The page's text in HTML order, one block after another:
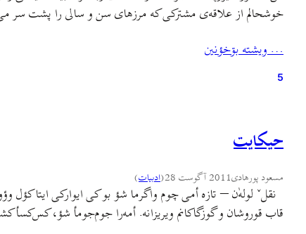
خوشحالم از علاقه‌ی مشترکی که مرزهای سن و سالی را پشت سر
… ويشته بۊخؤنين
5
حیکایت
مسعود پورهادی2011 آگوست 28 (ادبيات)
نقلˇ لوله‌ٰن – تازه أمی چوم واگرما شؤ بو کی ایوارکی ایتا کؤل
قاب قوروشان و گوزگاکانم ویریزانه. أمه‌را جوم‌جومأ شؤ، کس‌کسأ